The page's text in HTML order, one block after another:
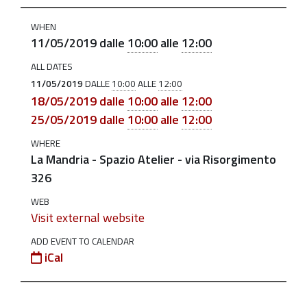
11-
25
maggio
2019-
11T10:00:00+02:00
2019-
11T12:00:00+02:00
L'Atelier
dei
WHEN
11/05/2019dalle 10:00alle 12:00
ALL DATES
11/05/2019DALLE 10:00 ALLE 12:00
18/05/2019dalle 10:00alle 12:00
25/05/2019dalle 10:00alle 12:00
WHERE
La Mandria - Spazio Atelier - via Risorgimento
326
WEB
Visit external website
ADD EVENT TO CALENDAR
iCal